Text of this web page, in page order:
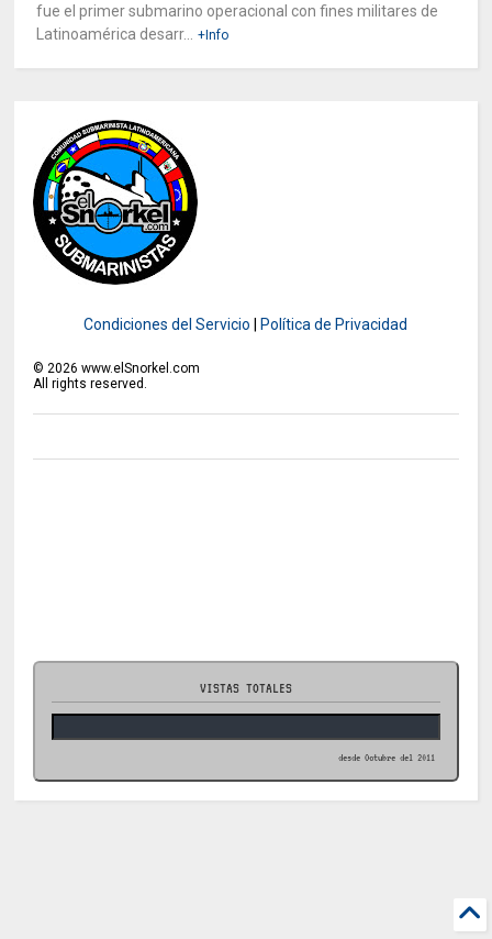
fue el primer submarino operacional con fines militares de
Latinoamérica desarr...
+Info
Condiciones del Servicio Política de Privacidad
© 2026 www.elSnorkel.com
All rights reserved.
VISTAS TOTALES
desde Octubre del 2011